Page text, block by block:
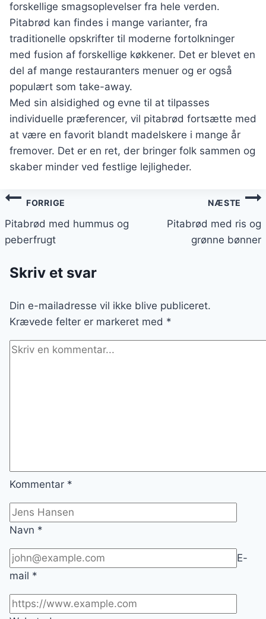
forskellige smagsoplevelser fra hele verden.
Pitabrød kan findes i mange varianter, fra
traditionelle opskrifter til moderne fortolkninger
med fusion af forskellige køkkener. Det er blevet en
del af mange restauranters menuer og er også
populært som take-away.
Med sin alsidighed og evne til at tilpasses
individuelle præferencer, vil pitabrød fortsætte med
at være en favorit blandt madelskere i mange år
fremover. Det er en ret, der bringer folk sammen og
skaber minder ved festlige lejligheder.
Indlægsnavigation
FORRIGE
Pitabrød med hummus og
peberfrugt
NÆSTE
Pitabrød med ris og
grønne bønner
Skriv et svar
Din e-mailadresse vil ikke blive publiceret.
Krævede felter er markeret med *
Kommentar *
Navn *
E-
mail *